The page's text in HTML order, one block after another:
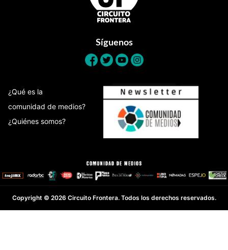
Síguenos
¿Qué es la
comunidad de medios?
¿Quiénes somos?
Copyright © 2026 Circuito Frontera. Todos los derechos reservados.